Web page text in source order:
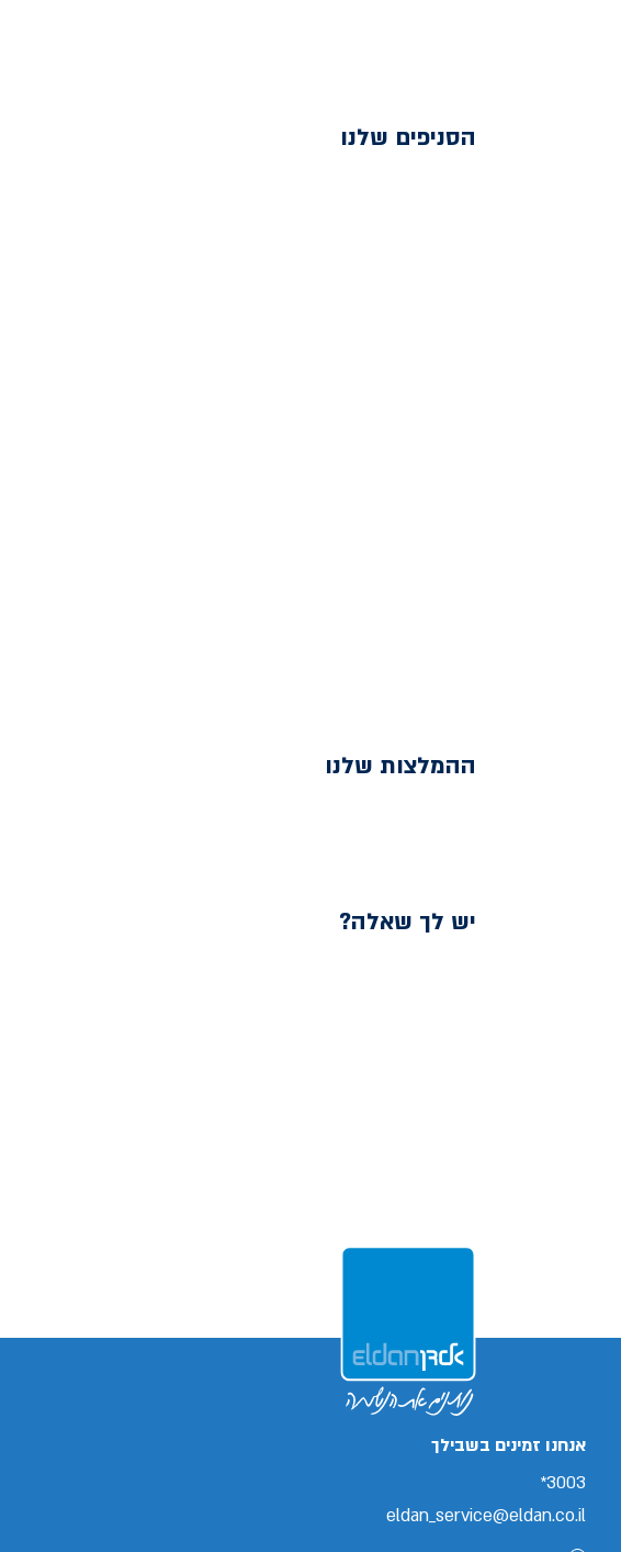
הסניפים שלנו
ההמלצות שלנו
יש לך שאלה?
אנחנו זמינים בשבילך
3003*
eldan_service@eldan.co.il